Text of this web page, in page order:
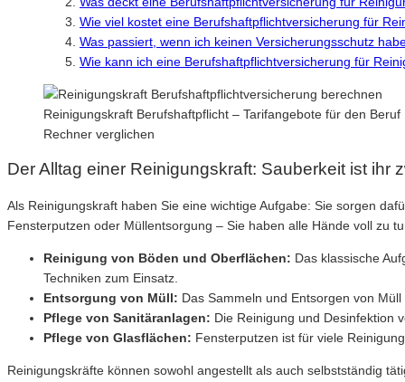
Wie viel kostet eine Berufshaftpflichtversicherung für
Was passiert, wenn ich keinen Versicherungsschutz
Wie kann ich eine Berufshaftpflichtversicherung für
Reinigungskraft Berufshaftpflicht – Tarifangebote für den
Rechner verglichen
Der Alltag einer Reinigungskraft: Sauberkeit ist ihr
Als Reinigungskraft haben Sie eine wichtige Aufgabe: Sie sorgen
Fensterputzen oder Müllentsorgung – Sie haben alle Hände voll zu
Reinigung von Böden und Oberflächen: Das klassische
Techniken zum Einsatz.
Entsorgung von Müll: Das Sammeln und Entsorgen von
Pflege von Sanitäranlagen: Die Reinigung und Desinfektion
Pflege von Glasflächen: Fensterputzen ist für viele
Reinigungskräfte können sowohl angestellt als auch selbstständig